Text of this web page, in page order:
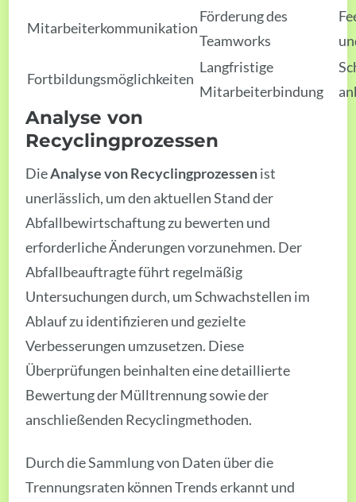
Mitarbeiterkommunikation
Förderung des
Teamworks
Fortbildungsmöglichkeiten
Langfristige
Mitarbeiterbindung
Analyse von
Recyclingprozessen
DieAnalyse von Recyclingprozessenist
unerlässlich, um den aktuellen Stand der
Abfallbewirtschaftung zu bewerten und
erforderliche Änderungen vorzunehmen. Der
Abfallbeauftragte führt regelmäßig
Untersuchungen durch, um Schwachstellen im
Ablauf zu identifizieren und gezielte
Verbesserungen umzusetzen. Diese
Überprüfungen beinhalten eine detaillierte
Bewertung der Mülltrennung sowie der
anschließenden Recyclingmethoden.
Durch die Sammlung von Daten über die
Trennungsraten können Trends erkannt und